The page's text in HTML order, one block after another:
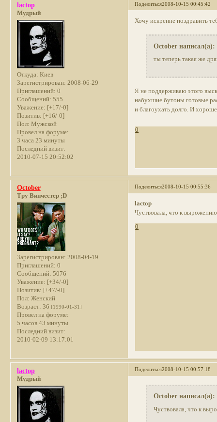
Поделиться2008-10-15 00:45:42
lactop
Мудрый
Откуда: Киев
Зарегистрирован: 2008-06-29
Приглашений: 0
Сообщений: 555
Уважение: [+17/-0]
Позитив: [+16/-0]
Пол: Мужской
Провел на форуме:
3 часа 23 минуты
Последний визит:
2010-07-15 20:52:02
Хочу искренне поздравить
October написал(а):
ты теперь такая же
Я не поддерживаю этого
набухшие бутоны готовые
и благоухать долго. И
0
Поделиться2008-10-15 00:55:36
October
Тру Винчестер ;D
Зарегистрирован: 2008-04-19
Приглашений: 0
Сообщений: 5076
Уважение: [+34/-0]
Позитив: [+47/-0]
Пол: Женский
Возраст: 36 [1990-01-31]
Провел на форуме:
5 часов 43 минуты
Последний визит:
2010-02-09 13:17:01
lactop
Чуствовала, что к
0
Поделиться2008-10-15 00:57:18
lactop
Мудрый
October написал(а):
Чуствовала, что к